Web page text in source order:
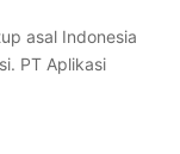
asal Indonesia
PT Aplikasi